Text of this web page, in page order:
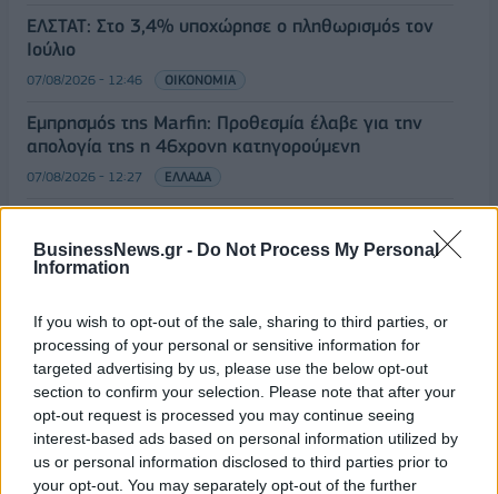
BusinessNews.gr - Do Not Process My Personal
Information
If you wish to opt-out of the sale, sharing to third parties, or
processing of your personal or sensitive information for
targeted advertising by us, please use the below opt-out
section to confirm your selection. Please note that after your
opt-out request is processed you may continue seeing
interest-based ads based on personal information utilized by
us or personal information disclosed to third parties prior to
your opt-out. You may separately opt-out of the further
ΕΛΣΤΑΤ: Στο 3,4% υποχώρησε ο πληθωρισμός τον
Ιούλιο
07/08/2026 - 12:46 ΟΙΚΟΝΟΜΙΑ
Εμπρησμός της Marfin: Προθεσμία έλαβε για την
απολογία της η 46χρονη κατηγορούμενη
07/08/2026 - 12:27 ΕΛΛΑΔΑ
Vodafone
07/08/2026 - 11:57
Ατρόμητος και Novibet συνεχίζουν μαζί: Ανανέωση
της συνεργασίας τους μέχρι το 2028
07/08/2026 - 11:50 ΑΘΛΗΤΙΣΜΟΣ
Ευρωπαϊκά χρηματιστήρια: Άνοδο καταγράφουν οι
μετοχές στο ξεκίνημα των συναλλαγών
07/08/2026 - 11:44 ΟΙΚΟΝΟΜΙΑ